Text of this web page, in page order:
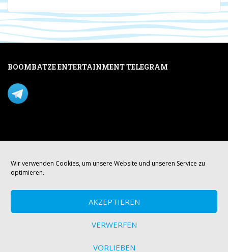
Wir verwenden Cookies, um unsere Website und unseren Service zu
optimieren.
AKZEPTIEREN
VERWERFEN
VORLIEBEN
BOOMBATZE ENTERTAINMENT TELEGRAM